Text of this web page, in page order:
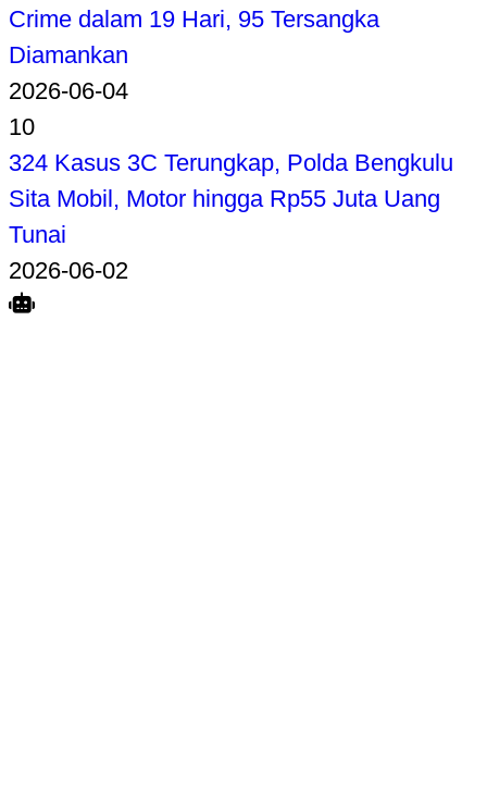
Crime dalam 19 Hari, 95 Tersangka
Diamankan
2026-06-04
10
324 Kasus 3C Terungkap, Polda Bengkulu
Sita Mobil, Motor hingga Rp55 Juta Uang
Tunai
2026-06-02